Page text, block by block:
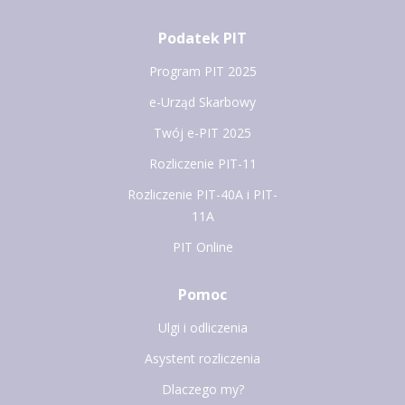
Podatek PIT
Program PIT 2025
e-Urząd Skarbowy
Twój e-PIT 2025
Rozliczenie PIT-11
Rozliczenie PIT-40A i PIT-
11A
PIT Online
Pomoc
Ulgi i odliczenia
Asystent rozliczenia
Dlaczego my?